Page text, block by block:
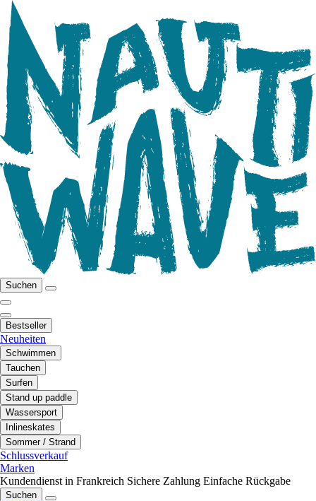
Suchen
Bestseller
Neuheiten
Schwimmen
Tauchen
Surfen
Stand up paddle
Wassersport
Inlineskates
Sommer / Strand
Schlussverkauf
Marken
Kundendienst in Frankreich Sichere Zahlung Einfache Rückgabe
Suchen